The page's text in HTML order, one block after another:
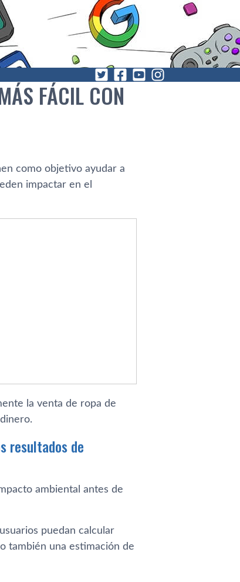
FÁCIL CON
como objetivo ayudar a
impactar en el
la venta de ropa de
resultados de
ambiental antes de
puedan calcular
también una estimación de